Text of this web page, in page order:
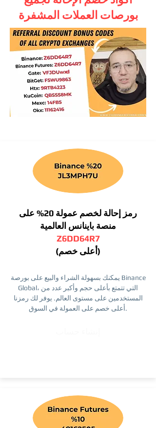
بورصات العملات المشفرة
رمز إحالة لخصم عمولة 20% على
منصة باينانس العالمية
Z6DD64R7
(أعلى خصم)
يمكنك بسهولة الشراء والبيع على بورصة Binance
Global، التي تتمتع بأعلى حجم وأكبر عدد من
المستخدمين على مستوى العالم. يوفر لك رمزنا
أعلى خصم على العمولة في السوق.